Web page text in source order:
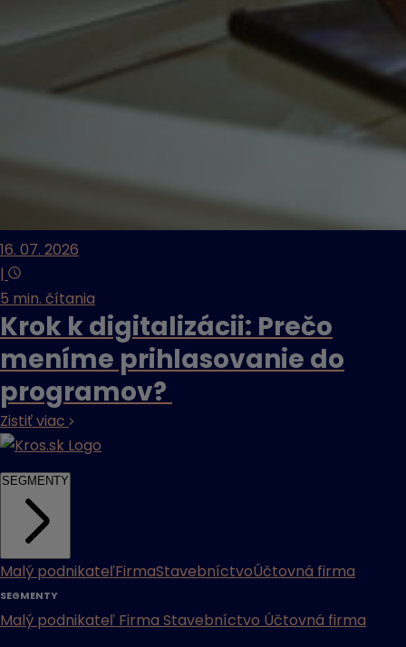
16. 07. 2026
|
5 min. čítania
Krok k digitalizácii: Prečo
meníme prihlasovanie do
programov?
Zistiť viac
SEGMENTY
Malý podnikateľFirmaStavebníctvoÚčtovná firma
SEGMENTY
Malý podnikateľ Firma Stavebníctvo Účtovná firma